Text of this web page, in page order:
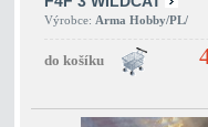
Výrobce: Arma Hobby/PL/